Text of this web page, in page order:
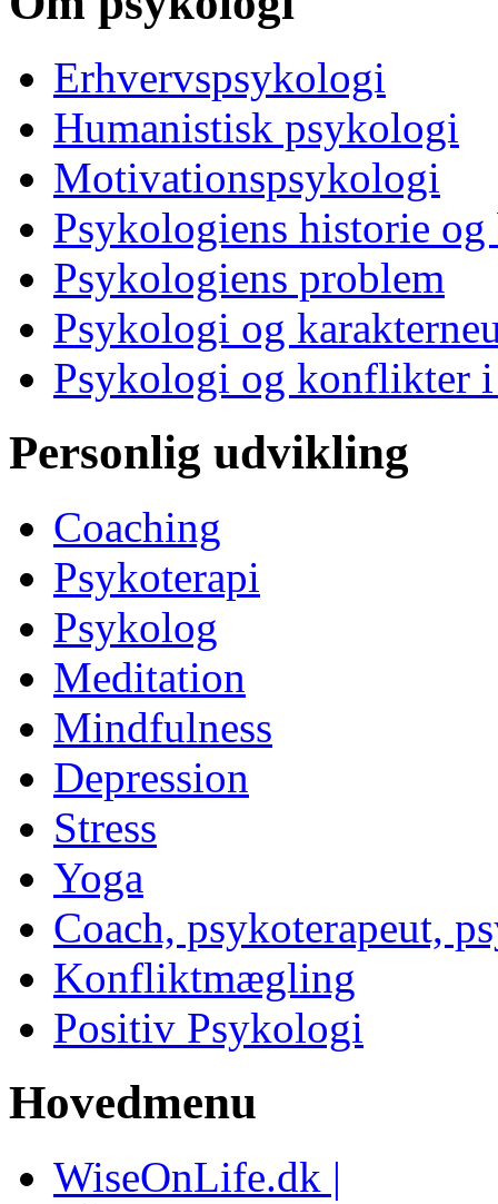
Erhvervspsykologi
Humanistisk psykologi
Motivationspsykologi
Psykologiens historie og
Psykologiens problem
Psykologi og
Psykologi og konflikter
Personlig udvikling
Coaching
Psykoterapi
Psykolog
Meditation
Mindfulness
Depression
Stress
Yoga
Coach, psykoterapeut,
Konfliktmægling
Positiv Psykologi
Hovedmenu
WiseOnLife.dk |